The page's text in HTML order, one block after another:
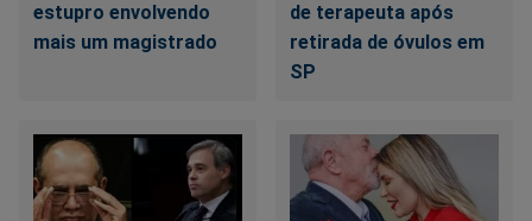
estupro envolvendo
mais um magistrado
de terapeuta após
retirada de óvulos em
SP